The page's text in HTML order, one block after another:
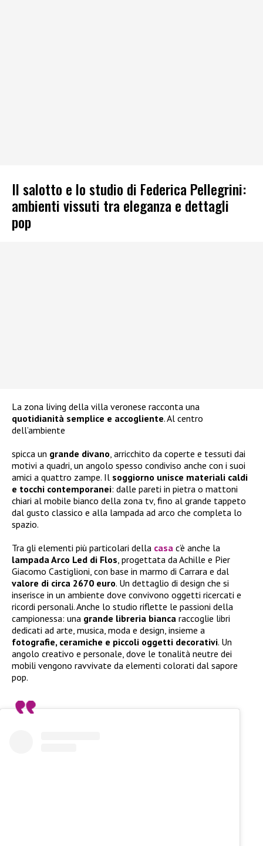
Il salotto e lo studio di Federica Pellegrini:
ambienti vissuti tra eleganza e dettagli
pop
La zona living della villa veronese racconta una
quotidianità semplice e accogliente. Al centro
dell’ambiente
spicca un grande divano, arricchito da coperte e tessuti dai
motivi a quadri, un angolo spesso condiviso anche con i suoi
amici a quattro zampe. Il soggiorno unisce materiali caldi
e tocchi contemporanei: dalle pareti in pietra o mattoni
chiari al mobile bianco della zona tv, fino al grande tappeto
dal gusto classico e alla lampada ad arco che completa lo
spazio.
Tra gli elementi più particolari della casa c’è anche la
lampada Arco Led di Flos, progettata da Achille e Pier
Giacomo Castiglioni, con base in marmo di Carrara e dal
valore di circa 2670 euro. Un dettaglio di design che si
inserisce in un ambiente dove convivono oggetti ricercati e
ricordi personali. Anche lo studio riflette le passioni della
campionessa: una grande libreria bianca raccoglie libri
dedicati ad arte, musica, moda e design, insieme a
fotografie, ceramiche e piccoli oggetti decorativi. Un
angolo creativo e personale, dove le tonalità neutre dei
mobili vengono ravvivate da elementi colorati dal sapore
pop.